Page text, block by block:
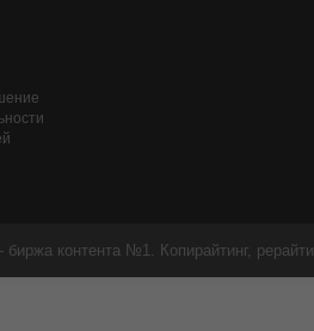
контента №1. Копирайтинг,